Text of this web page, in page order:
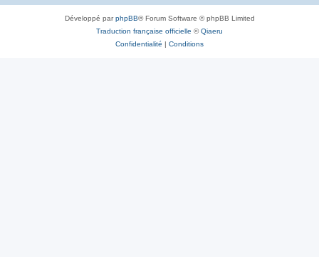
Développé parphpBB® Forum Software © phpBB Limited
Traduction française officielle ©Qiaeru
Confidentialité | Conditions